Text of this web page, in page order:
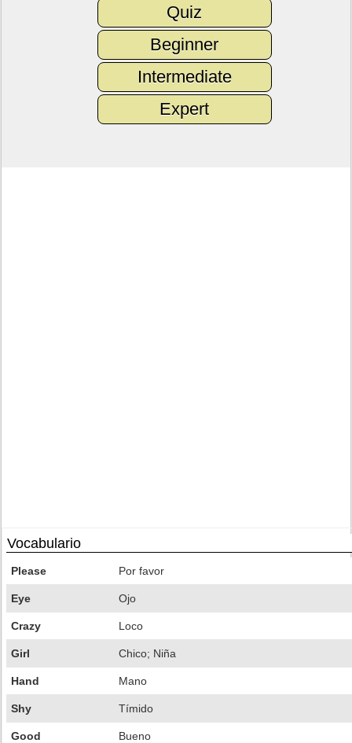
Quiz
Beginner
Intermediate
Expert
Vocabulario
Please Por favor
Eye Ojo
Crazy Loco
Girl Chico; Niña
Hand Mano
Shy Tímido
Good Bueno